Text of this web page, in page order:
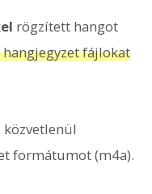
rögzített hangot
fájlokat
közvetlenül
formátumot (m4a).